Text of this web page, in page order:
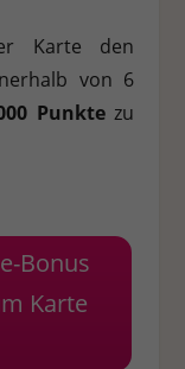
Karte den
von 6
Punktezu
Bonus
Karte